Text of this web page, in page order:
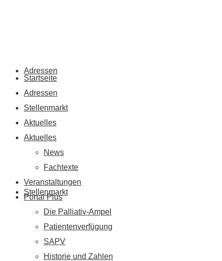
Adressen
Stellenmarkt
Startseite
Adressen
Stellenmarkt
Aktuelles
Aktuelles
News
Fachtexte
Veranstaltungen
Portal Plus
Die Palliativ-Ampel
Patientenverfügung
SAPV
Historie und Zahlen